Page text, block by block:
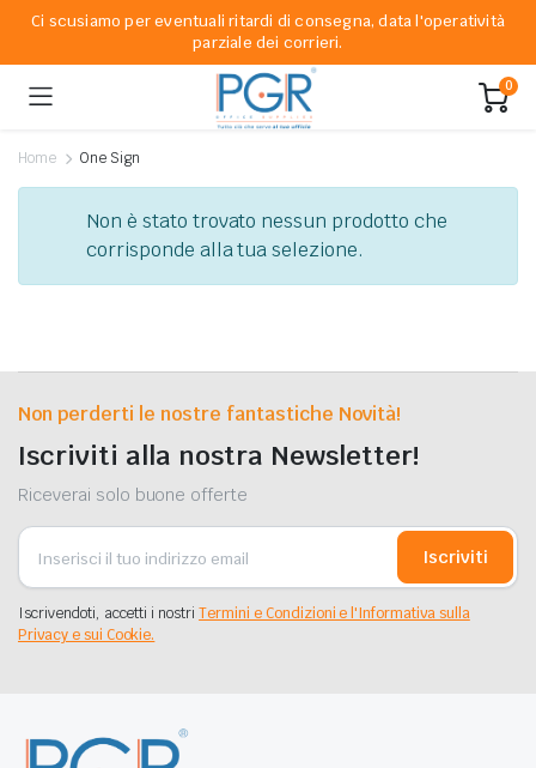
Ci scusiamo per eventuali ritardi di consegna, data l'operatività
parziale dei corrieri.
0
Home One Sign
Non è stato trovato nessun prodotto che
corrisponde alla tua selezione.
Non perderti le nostre fantastiche Novità!
Iscriviti alla nostra Newsletter!
Riceverai solo buone offerte
Iscriviti
Iscrivendoti, accetti i nostriTermini e Condizioni e l'Informativa sulla
Privacy e sui Cookie.